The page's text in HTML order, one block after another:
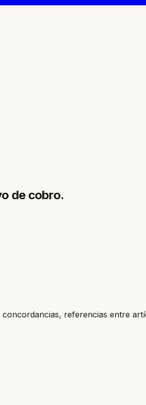
de cobro.
referencias entre